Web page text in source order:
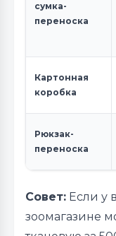
сумка-
переноска
Картонная
коробка
Рюкзак-
переноска
Совет: Если у
зоомагазине